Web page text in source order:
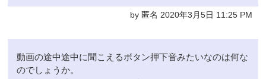
by 匿名 2020年3月5日 11:25 PM
動画の途中途中に聞こえるボタン押下音みたいなのは何な
のでしょうか。